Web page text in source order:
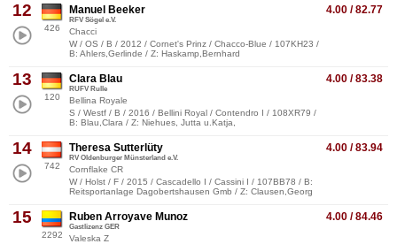
12
426
4.00 / 82.77
Manuel Beeker
RFV Sögel e.V.
Chacci
W / OS / B / 2012 / Cornet's Prinz / Chacco-Blue / 107KH23 /
B: Ahlers,Gerlinde / Z: Haskamp,Bernhard
13
120
4.00 / 83.38
Clara Blau
RUFV Rulle
Bellina Royale
S / Westf / B / 2016 / Bellini Royal / Contendro I / 108XR79 /
B: Blau,Clara / Z: Niehues, Jutta u.Katja,
14
742
4.00 / 83.94
Theresa Sutterlüty
RV Oldenburger Münsterland e.V.
Cornflake CR
W / Holst / F / 2015 / Cascadello I / Cassini I / 107BB78 / B:
Reitsportanlage Dagobertshausen Gmb / Z: Clausen,Georg
15
2292
4.00 / 84.46
Ruben Arroyave Munoz
Gastlizenz GER
Valeska Z